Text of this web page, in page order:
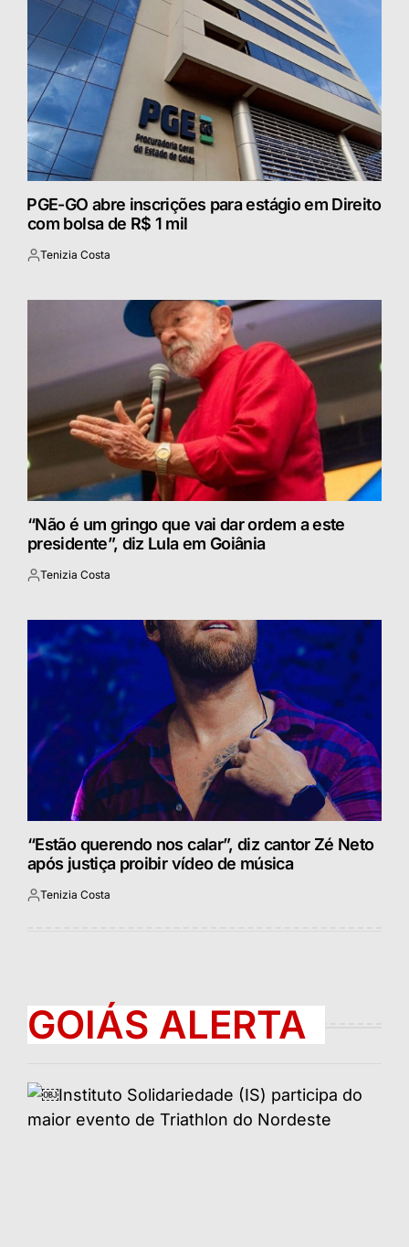
⁠PGE-GO abre inscrições para estágio em Direito
com bolsa de R$ 1 mil
Postado
Tenizia Costa
“Não é um gringo que vai dar ordem a este
presidente”, diz Lula em Goiânia
Postado
Tenizia Costa
“Estão querendo nos calar”, diz cantor Zé Neto
após justiça proibir vídeo de música
Postado
Tenizia Costa
GOIÁS ALERTA